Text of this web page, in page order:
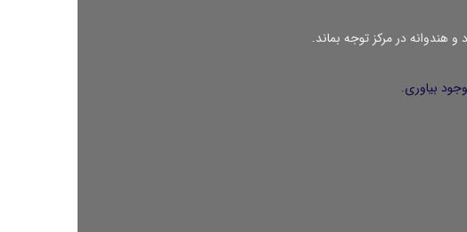
و هندوانه در مرکز توجه بماند.
بیاوری.